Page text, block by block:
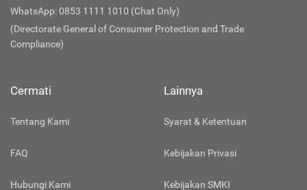
WhatsApp: 0853 1111 1010 (Chat Only)
(Directorate General of Consumer Protection and Trade
Compliance)
Cermati
Tentang Kami
FAQ
Hubungi Kami
Lainnya
Syarat & Ketentuan
Kebijakan Privasi
Kebijakan SMKI